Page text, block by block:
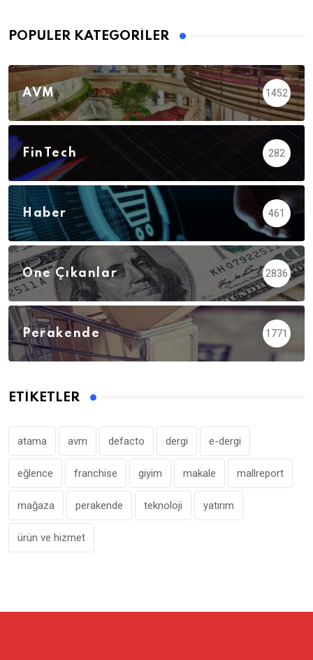
POPÜLER KATEGORILER
AVM 1452
FinTech 282
Haber 461
Öne Çıkanlar 2836
Perakende 1771
ETIKETLER
atama avm defacto dergi e-dergi
eğlence franchise giyim makale mallreport
mağaza perakende teknoloji yatırım
ürün ve hizmet